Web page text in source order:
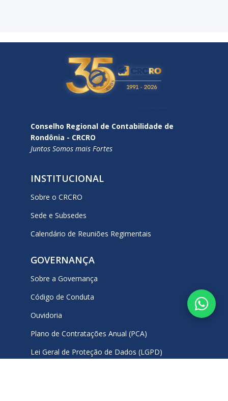
Conselho Regional de Contabilidade de
Rondônia - CRCRO
Juntos Somos mais Fortes
INSTITUCIONAL
Sobre o CRCRO
Sede e Subsedes
Calendário de Reuniões Regimentais
GOVERNANÇA
Sobre a Governança
Código de Conduta
Ouvidoria
Plano de Contratações Anual (PCA)
Lei Geral de Proteção de Dados (LGPD)